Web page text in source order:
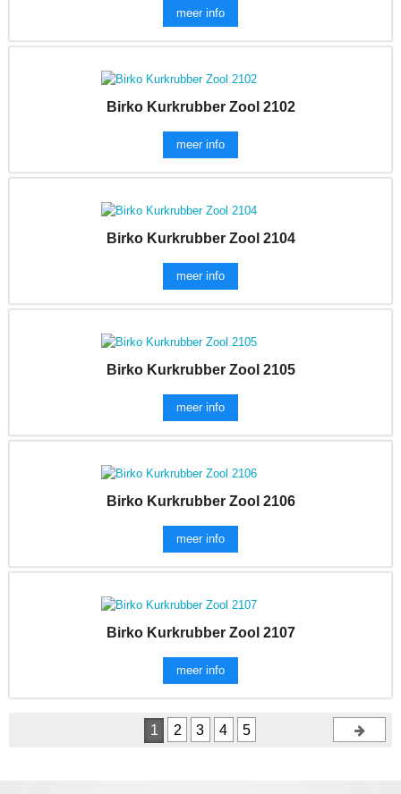
meer info
Birko Kurkrubber Zool 2102
meer info
Birko Kurkrubber Zool 2104
meer info
Birko Kurkrubber Zool 2105
meer info
Birko Kurkrubber Zool 2106
meer info
Birko Kurkrubber Zool 2107
meer info
1 2 3 4 5